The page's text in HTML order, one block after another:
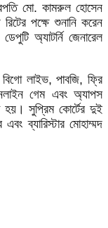
মো. কামরুল হোসেন
পক্ষে শুনানি করেন
অ্যাটর্নি জেনারেল
লাইভ, পাবজি, ফ্রি
গেম এবং অ্যাপস
হয়। সুপ্রিম কোর্টের দুই
ব্যারিস্টার মোহাম্মদ